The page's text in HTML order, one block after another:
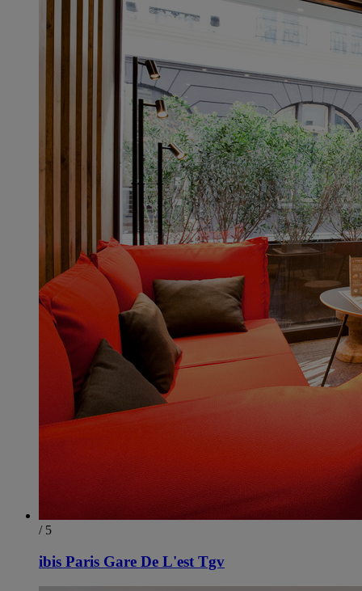
/ 5
ibis Paris Gare De L'est Tgv